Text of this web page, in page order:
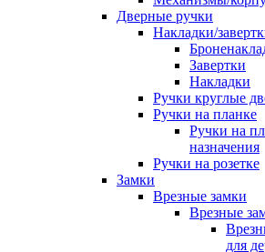
Дверные ручки
Накладки/
Завертки
Накладки
Ручки круглые
Ручки на планке
Ручки на
назначения
Ручки на розетке
Замки
Врезные замки
Врезные
для